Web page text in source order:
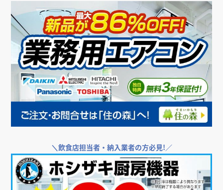
＼飲食店担当者・納入業者の方必見!／